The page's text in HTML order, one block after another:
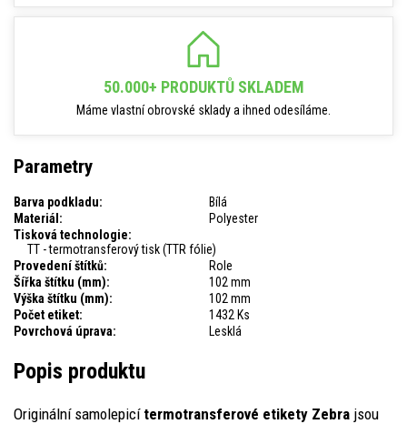
50.000+ PRODUKTŮ SKLADEM
Máme vlastní obrovské sklady a ihned odesíláme.
Parametry
Barva podkladu:
Bílá
Materiál:
Polyester
Tisková technologie:
TT - termotransferový tisk (TTR fólie)
Provedení štítků:
Role
Šířka štítku (mm):
102 mm
Výška štítku (mm):
102 mm
Počet etiket:
1432 Ks
Povrchová úprava:
Lesklá
Popis produktu
Originální samolepicí termotransferové etikety Zebra jsou